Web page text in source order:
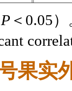
P ＜0.05
果实